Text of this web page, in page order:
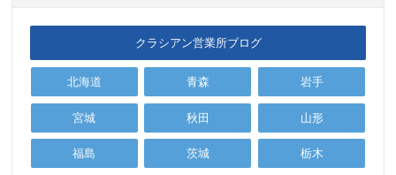
クラシアン営業所ブログ
北海道 青森 岩手
宮城 秋田 山形
福島 茨城 栃木